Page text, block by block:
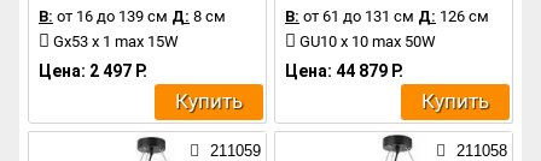
В: от 16 до 139 см Д: 8 см
Gx53 x 1 max 15W
Цена: 2 497 Р.
Купить
В: от 61 до 131 см Д: 126 см
GU10 x 10 max 50W
Цена: 44 879 Р.
Купить
211059 211058